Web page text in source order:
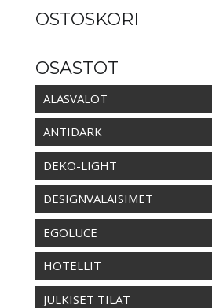
OSTOSKORI
OSASTOT
ALASVALOT
ANTIDARK
DEKO-LIGHT
DESIGNVALAISIMET
EGOLUCE
HOTELLIT
JULKISET TILAT